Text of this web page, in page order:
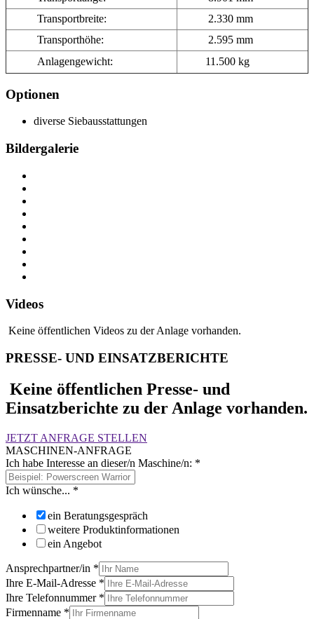
Transportbreite:
2.330 mm
Transporthöhe:
2.595 mm
Anlagengewicht:
11.500 kg
Optionen
diverse Siebausstattungen
Bildergalerie
Videos
Keine öffentlichen Videos zu der Anlage vorhanden.
PRESSE- UND EINSATZBERICHTE
Keine öffentlichen Presse- und
Einsatzberichte zu der Anlage vorhanden.
JETZT ANFRAGE STELLEN
MASCHINEN-ANFRAGE
Ich habe Interesse an dieser/n Maschine/n: *
Ich wünsche... *
ein Beratungsgespräch
weitere Produktinformationen
ein Angebot
Ansprechpartner/in *
Ihre E-Mail-Adresse *
Ihre Telefonnummer *
Firmenname *